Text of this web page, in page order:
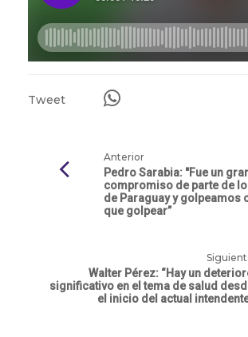
Tweet
Anterior
Pedro Sarabia: "Fue un
compromiso de parte de
de Paraguay y golpeamos
que golpear”
Walter Pérez: “Hay un
significativo en el tema de salud
el inicio del actual